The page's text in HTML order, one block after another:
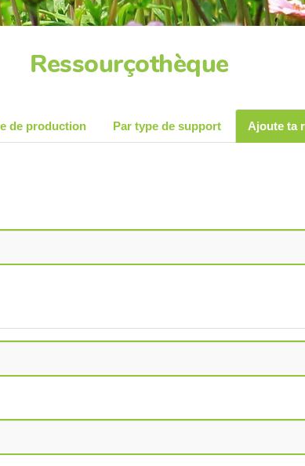
Ressourçothèque
de production Par type de support Ajoute ta